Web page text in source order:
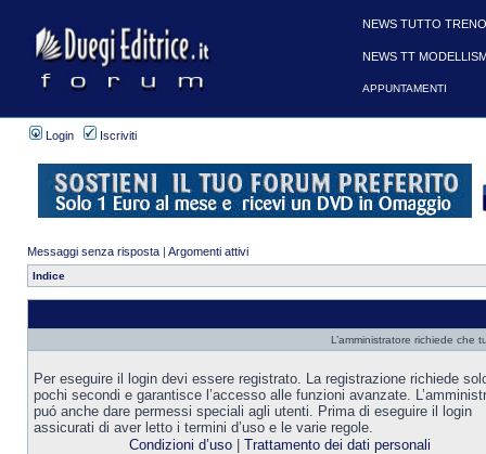
Login Iscriviti
Messaggi senza risposta | Argomenti attivi
Indice
L’amministratore richiede che
Per eseguire il login devi essere registrato. La registrazione richiede
pochi secondi e garantisce l’accesso alle funzioni avanzate.
puó anche dare permessi speciali agli utenti. Prima di eseguire il login
assicurati di aver letto i termini d’uso e le varie regole.
Condizioni d’uso| Trattamento dei dati personali
NEWS TUTTO
NEWS TT
APPUNTAMENTI